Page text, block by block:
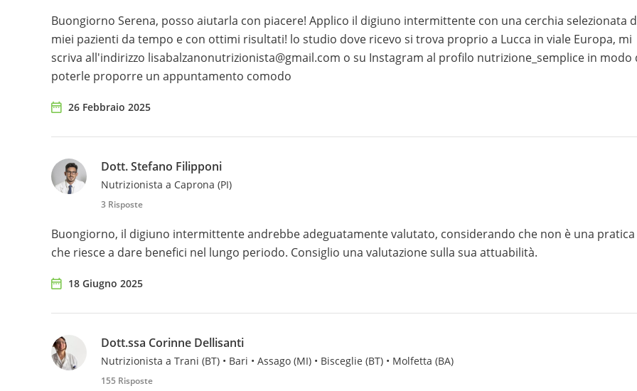
Buongiorno Serena, posso aiutarla con piacere! Applico il digiuno intermittente con una cerchia selezionata
miei pazienti da tempo e con ottimi risultati! lo studio dove ricevo si trova proprio a Lucca in viale Europa, mi
scriva all'indirizzo lisabalzanonutrizionista@gmail.com o su Instagram al profilo nutrizione_semplice in modo
poterle proporre un appuntamento comodo
26 Febbraio 2025
Dott. Stefano Filipponi
Nutrizionista a Caprona (PI)
3 Risposte
Buongiorno, il digiuno intermittente andrebbe adeguatamente valutato, considerando che non è una pratica
che riesce a dare benefici nel lungo periodo. Consiglio una valutazione sulla sua attuabilità.
18 Giugno 2025
Dott.ssa Corinne Dellisanti
Nutrizionista a Trani (BT) • Bari • Assago (MI) • Bisceglie (BT) • Molfetta (BA)
155 Risposte